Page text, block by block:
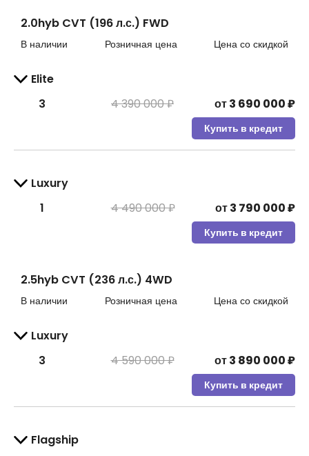
2.0hyb CVT (196 л.с.) FWD
В наличии Розничная цена Цена со скидкой
Elite
3
4 390 000 ₽ от3 690 000₽
Купить в кредит
Luxury
1
4 490 000 ₽ от3 790 000₽
Купить в кредит
2.5hyb CVT (236 л.с.) 4WD
В наличии Розничная цена Цена со скидкой
Luxury
3
4 590 000 ₽ от3 890 000₽
Купить в кредит
Flagship